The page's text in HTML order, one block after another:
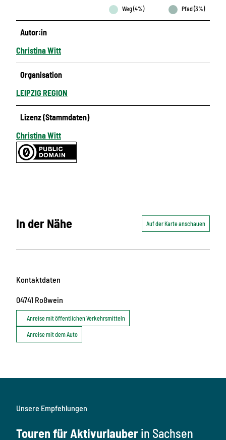
Weg (4%)
Pfad (3%)
Autor:in
Christina Witt
Organisation
LEIPZIG REGION
Lizenz (Stammdaten)
Christina Witt
In der Nähe Auf der Karte anschauen
Kontaktdaten
04741 Roßwein
Anreise mit öffentlichen Verkehrsmitteln
Anreise mit dem Auto
Unsere Empfehlungen
Touren für Aktivurlauber in Sachsen